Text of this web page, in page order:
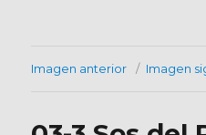
Imagen anterior Imagen